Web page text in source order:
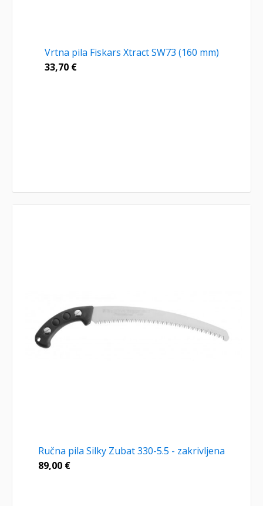
Vrtna pila Fiskars Xtract SW73 (160 mm)
33,70 €
Ručna pila Silky Zubat 330-5.5 - zakrivljena
89,00 €